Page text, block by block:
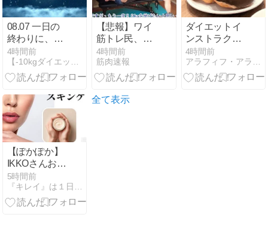
08.07 一日の
終わりに、気
持ちを整える
時間・今日も
一日お疲れさ
4時間前
【悲報】ワイ
筋トレ民、ダ
ンベルベンチ
プレス30kgで
きるようにな
マッチョじゃ
4時間前
筋肉速報
ダイエットイ
ンストラクタ
ーがお盆前に
「真面目ダイ
エット」をや
4時間前
【ぽかぽか】
IKKOさんおす
すめスキンケ
ア～ヤクル
ト、コラリッ
5時間前
全て表示